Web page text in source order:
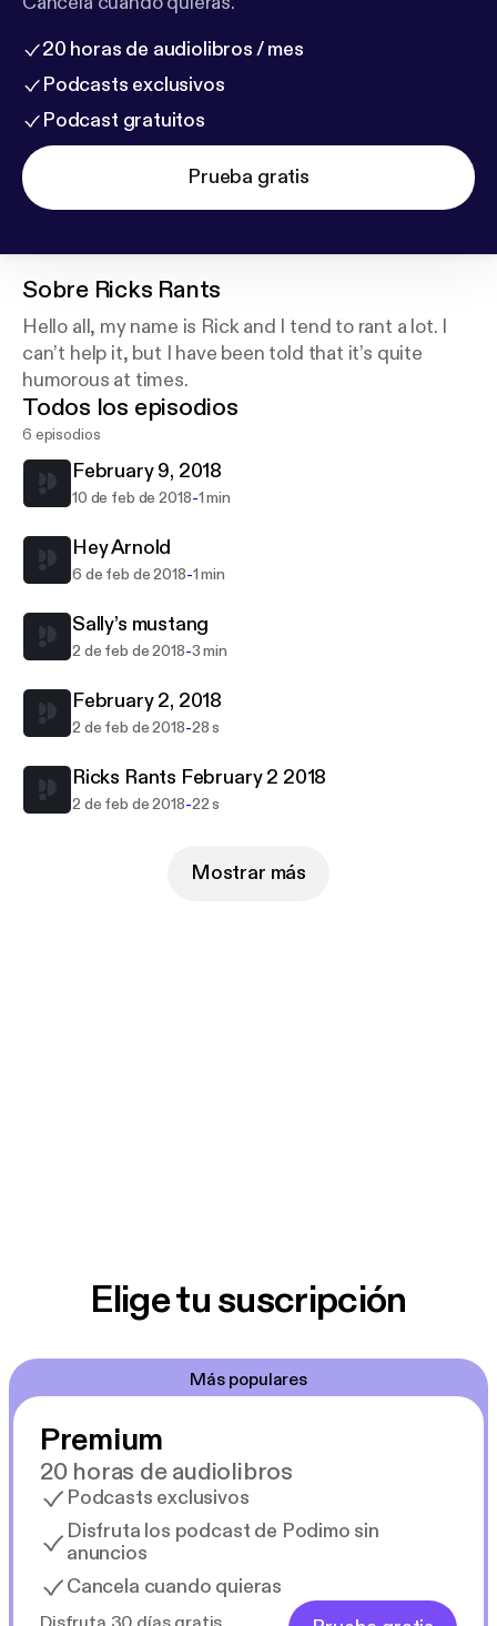
20 horas de audiolibros / mes
Podcasts exclusivos
Podcast gratuitos
Prueba gratis
Sobre Ricks Rants
Hello all, my name is Rick and I tend to rant a lot. I
can’t help it, but I have been told that it’s quite
humorous at times.
Todos los episodios
6 episodios
February 9, 2018
10 de feb de 2018-1 min
Hey Arnold
6 de feb de 2018-1 min
Sally’s mustang
2 de feb de 2018-3 min
February 2, 2018
2 de feb de 2018-28 s
Ricks Rants February 2 2018
2 de feb de 2018-22 s
Mostrar más
Elige tu suscripción
Más populares
Premium
20 horas de audiolibros
Podcasts exclusivos
Disfruta los podcast de Podimo sin
anuncios
Cancela cuando quieras